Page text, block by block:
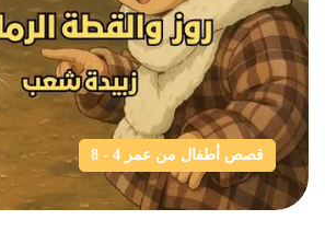
قصص أطفال من عمر 4 - 8